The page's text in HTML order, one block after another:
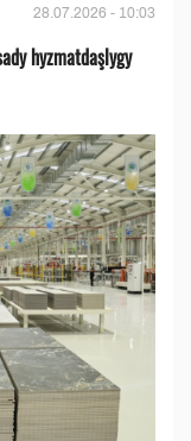
28.07.2026 - 10:03
hyzmatdaşlygy